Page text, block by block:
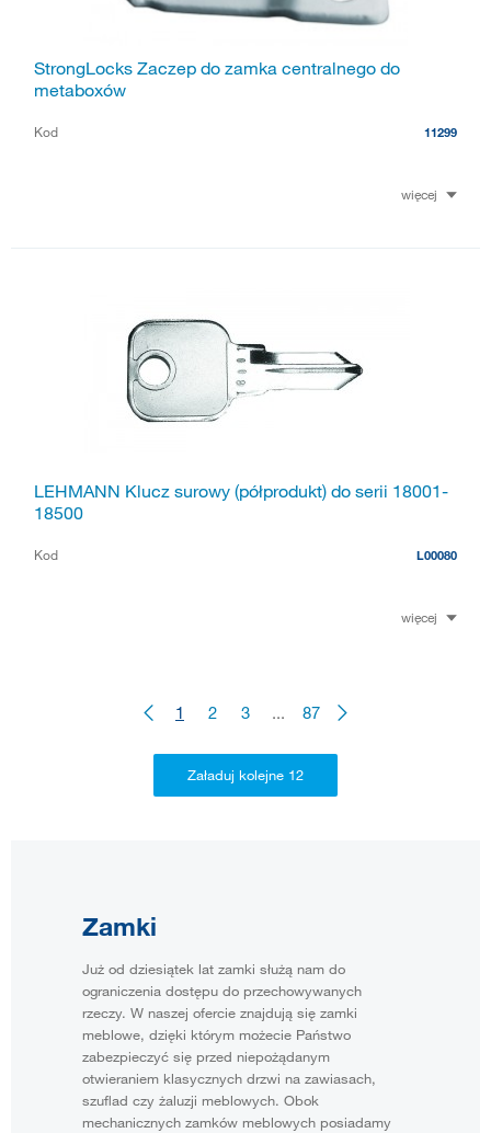
StrongLocks Zaczep do zamka centralnego do
metaboxów
Kod 11299
więcej
LEHMANN Klucz surowy (półprodukt) do serii 18001-
18500
Kod L00080
więcej
1 2 3 ... 87
Zamki
Już od dziesiątek lat zamki służą nam do
ograniczenia dostępu do przechowywanych
rzeczy. W naszej ofercie znajdują się zamki
meblowe, dzięki którym możecie Państwo
zabezpieczyć się przed niepożądanym
otwieraniem klasycznych drzwi na zawiasach,
szuflad czy żaluzji meblowych. Obok
mechanicznych zamków meblowych posiadamy